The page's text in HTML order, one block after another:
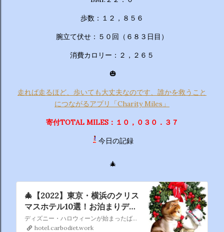
歩数：１２，８５６
腕立て伏せ：５０回（６８３日目）
消費カロリー：２，２６５
🎃
走れば走るほど、歩いても大丈夫なのです、誰かを救うこと
につながるアプリ「Charity Miles」
寄付TOTAL MILES：１０，０３０．３７
今日の記録
🎄
🎄【2022】東京・横浜のクリス
マスホテル10選！お泊まりデー
トのおすすめプラン - OZmallディズニー・ハロウィーンが始まったばかりなのに もうクリスマスの話題ですかって、今のうちに書いておかないと あっという間にクリスマスシーズンに突入しますからね。 ねって、あらまあもう突入してますね、クリスマスは早い者勝ち！
hotel.carbodiet.work